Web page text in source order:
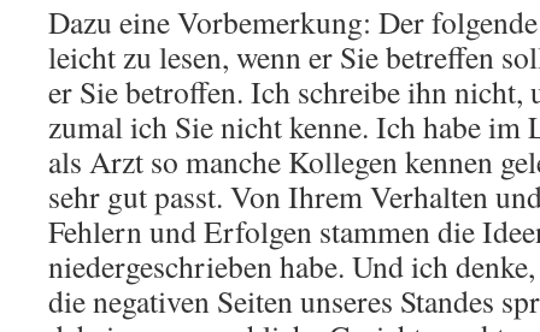
Dazu eine Vorbemerkung: Der
leicht zu lesen, wenn er Sie betreffen
er Sie betroffen. Ich schreibe ihn nicht,
zumal ich Sie nicht kenne. Ich habe im
als Arzt so manche Kollegen kennen
sehr gut passt. Von Ihrem Verhalten
Fehlern und Erfolgen stammen die
niedergeschrieben habe. Und ich
die negativen Seiten unseres Standes